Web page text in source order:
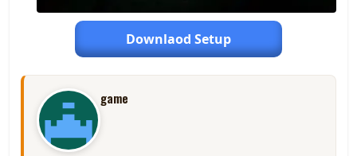
Downlaod Setup
game